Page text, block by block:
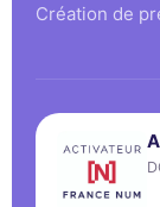
Création de